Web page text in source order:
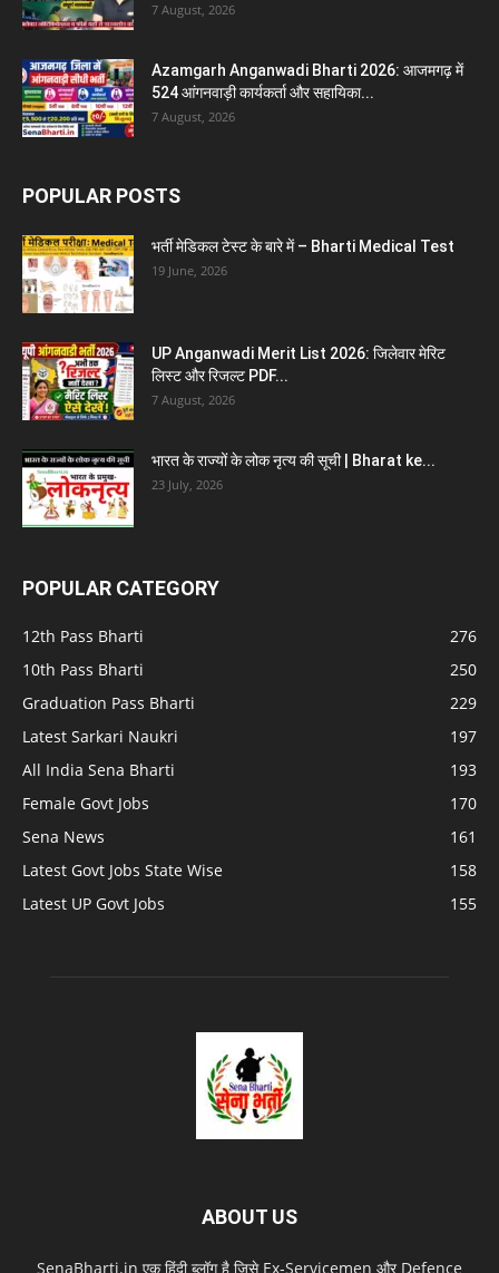
7 August, 2026
Azamgarh Anganwadi Bharti 2026: आजमगढ़ में
524 आंगनवाड़ी कार्यकर्ता और सहायिका...
7 August, 2026
POPULAR POSTS
भर्ती मेडिकल टेस्ट के बारे में – Bharti Medical Test
19 June, 2026
UP Anganwadi Merit List 2026: जिलेवार मेरिट
लिस्ट और रिजल्ट PDF...
7 August, 2026
भारत के राज्यों के लोक नृत्य की सूची | Bharat ke...
23 July, 2026
POPULAR CATEGORY
12th Pass Bharti
276
10th Pass Bharti
250
Graduation Pass Bharti
229
Latest Sarkari Naukri
197
All India Sena Bharti
193
Female Govt Jobs
170
Sena News
161
Latest Govt Jobs State Wise
158
Latest UP Govt Jobs
155
ABOUT US
SenaBharti.in एक हिंदी ब्लॉग है जिसे Ex‑Servicemen और Defence